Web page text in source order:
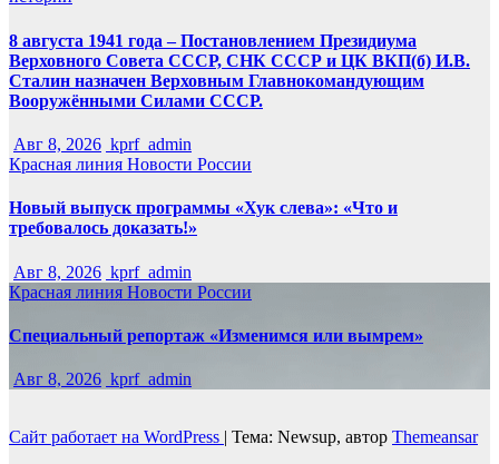
8 августа 1941 года – Постановлением Президиума
Верховного Совета СССР, СНК СССР и ЦК ВКП(б) И.В.
Сталин назначен Верховным Главнокомандующим
Вооружёнными Силами СССР.
Авг 8, 2026 kprf_admin
Красная линия Новости России
Новый выпуск программы «Хук слева»: «Что и
требовалось доказать!»
Авг 8, 2026 kprf_admin
Красная линия Новости России
Специальный репортаж «Изменимся или вымрем»
Авг 8, 2026 kprf_admin
Сайт работает на WordPress | Тема: Newsup, автор Themeansar